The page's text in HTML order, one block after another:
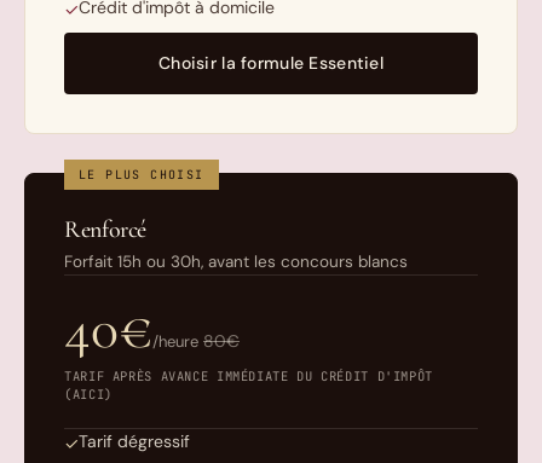
✓Crédit d'impôt à domicile
Choisir la formule Essentiel
LE PLUS CHOISI
Renforcé
Forfait 15h ou 30h, avant les concours blancs
40€/heure 80€
TARIF APRÈS AVANCE IMMÉDIATE DU CRÉDIT D'IMPÔT
(AICI)
✓Tarif dégressif